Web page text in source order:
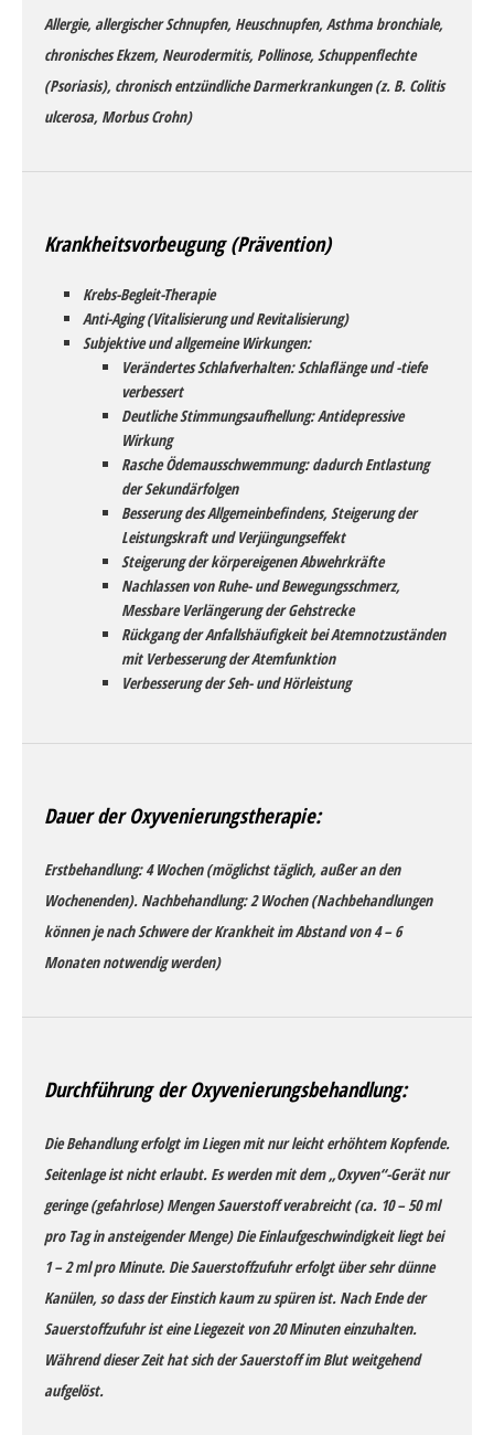
Allergie, allergischer Schnupfen, Heuschnupfen, Asthma bronchiale,
chronisches Ekzem, Neurodermitis, Pollinose, Schuppenflechte
(Psoriasis), chronisch entzündliche Darmerkrankungen (z. B. Colitis
ulcerosa, Morbus Crohn)
Krankheitsvorbeugung (Prävention)
Krebs-Begleit-Therapie
Anti-Aging (Vitalisierung und Revitalisierung)
Subjektive und allgemeine Wirkungen:
Verändertes Schlafverhalten: Schlaflänge und -tiefe
verbessert
Deutliche Stimmungsaufhellung: Antidepressive
Wirkung
Rasche Ödemausschwemmung: dadurch Entlastung
der Sekundärfolgen
Besserung des Allgemeinbefindens, Steigerung der
Leistungskraft und Verjüngungseffekt
Steigerung der körpereigenen Abwehrkräfte
Nachlassen von Ruhe- und Bewegungsschmerz,
Messbare Verlängerung der Gehstrecke
Rückgang der Anfallshäufigkeit bei Atemnotzuständen
mit Verbesserung der Atemfunktion
Verbesserung der Seh- und Hörleistung
Dauer der Oxyvenierungstherapie:
Erstbehandlung: 4 Wochen (möglichst täglich, außer an den
Wochenenden). Nachbehandlung: 2 Wochen (Nachbehandlungen
können je nach Schwere der Krankheit im Abstand von 4 – 6
Monaten notwendig werden)
Durchführung der Oxyvenierungsbehandlung:
Die Behandlung erfolgt im Liegen mit nur leicht erhöhtem Kopfende.
Seitenlage ist nicht erlaubt. Es werden mit dem „Oxyven“-Gerät nur
geringe (gefahrlose) Mengen Sauerstoff verabreicht (ca. 10 – 50 ml
pro Tag in ansteigender Menge) Die Einlaufgeschwindigkeit liegt bei
1 – 2 ml pro Minute. Die Sauerstoffzufuhr erfolgt über sehr dünne
Kanülen, so dass der Einstich kaum zu spüren ist. Nach Ende der
Sauerstoffzufuhr ist eine Liegezeit von 20 Minuten einzuhalten.
Während dieser Zeit hat sich der Sauerstoff im Blut weitgehend
aufgelöst.